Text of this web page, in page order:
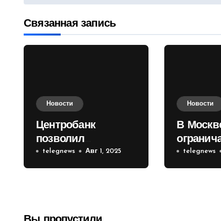
записям
Связанная запись
Новости
Центробанк
позволил
инвесторам из
враждебных
telegnews Авг 1, 2025
Новости
В
telegnews